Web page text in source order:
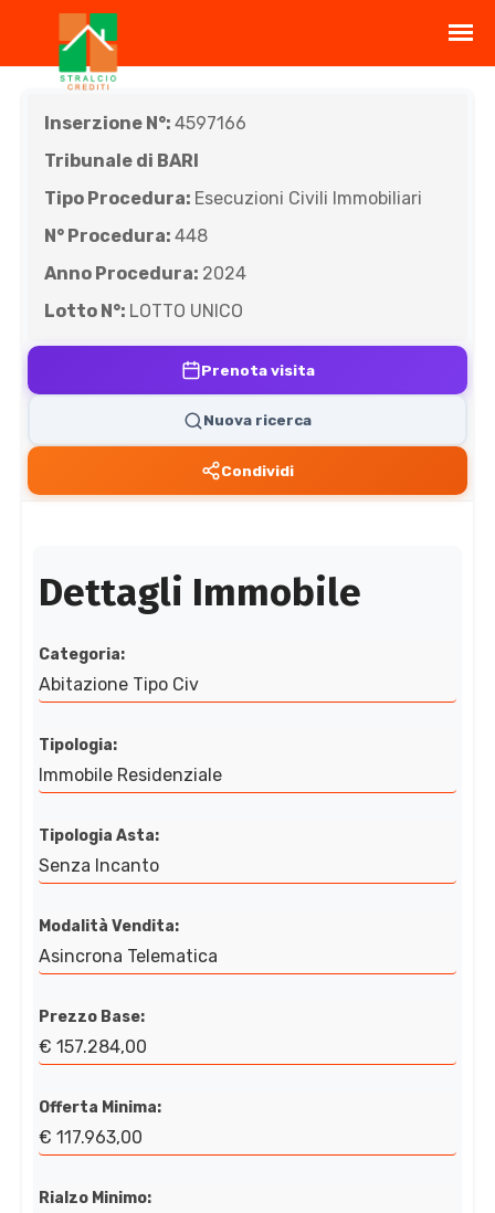
Inserzione N°: 4597166
Tribunale di BARI
Tipo Procedura: Esecuzioni Civili Immobiliari
N° Procedura: 448
Anno Procedura: 2024
Lotto N°: LOTTO UNICO
Prenota visita
Nuova ricerca
Condividi
Dettagli Immobile
Categoria:
Abitazione Tipo Civ
Tipologia:
Immobile Residenziale
Tipologia Asta:
Senza Incanto
Modalità Vendita:
Asincrona Telematica
Prezzo Base:
€ 157.284,00
Offerta Minima:
€ 117.963,00
Rialzo Minimo: